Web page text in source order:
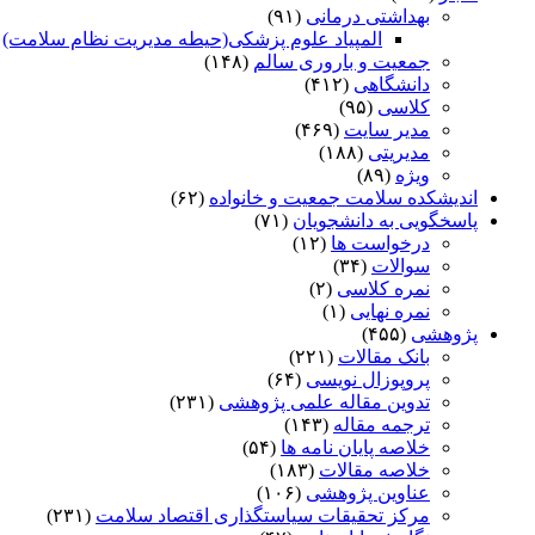
بهداشتی درمانی (۹۱)
المپیاد علوم پزشکی(حیطه مدیریت نظام سلامت)
جمعیت و باروری سالم (۱۴۸)
دانشگاهی (۴۱۲)
کلاسی (۹۵)
مدیر سایت (۴۶۹)
مدیریتی (۱۸۸)
ویژه (۸۹)
اندیشکده سلامت جمعیت و خانواده (۶۲)
پاسخگویی به دانشجویان (۷۱)
درخواست ها (۱۲)
سوالات (۳۴)
نمره کلاسی (۲)
نمره نهایی (۱)
پژوهشی (۴۵۵)
بانک مقالات (۲۲۱)
پروپوزال نویسی (۶۴)
تدوین مقاله علمی پژوهشی (۲۳۱)
ترجمه مقاله (۱۴۳)
خلاصه پایان نامه ها (۵۴)
خلاصه مقالات (۱۸۳)
عناوین پژوهشی (۱۰۶)
مرکز تحقیقات سیاستگذاری اقتصاد سلامت (۲۳۱)